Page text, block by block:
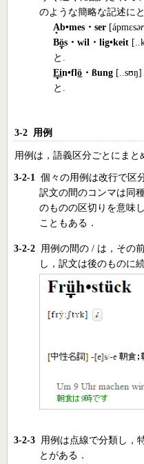
のような簡略な記述に
Ab•mes・ser [ápmεsər
Bös・wil・lig•keit
と.
Ein•flö ・ßung
と.
3-2 用例
用例は，語義区分ごとにまと
3-2-1
個々の用例は改行で区
訳文の間のコンマは同
のものの区切りを意味
こともある．
3-2-2用例の間の / は，その
し，訳文は後のものに
3-2-3用例は点線で分類し，
とがある．